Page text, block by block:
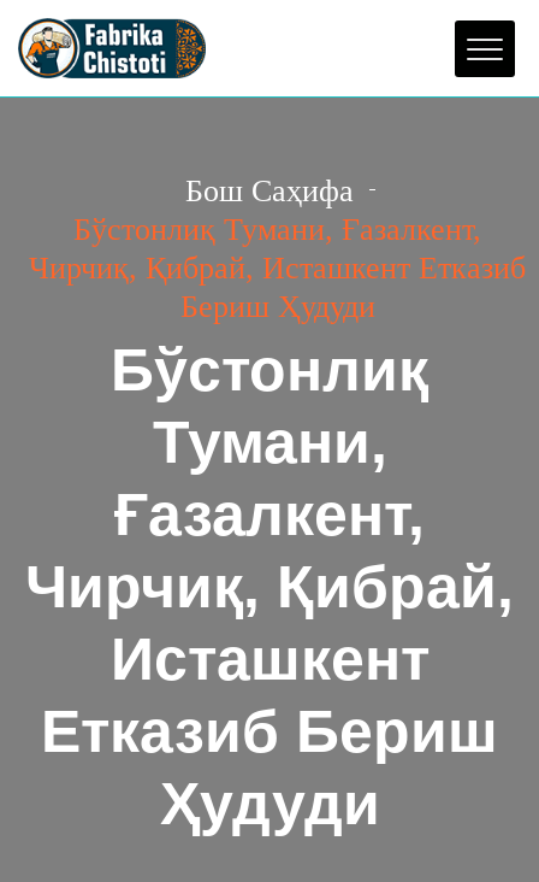
Бош Саҳифа
Бўстонлиқ Тумани, Ғазалкент,
Чирчиқ, Қибрай, Исташкент Етказиб
Бериш Ҳудуди
Бўстонлиқ
Тумани,
Ғазалкент,
Чирчиқ, Қибрай,
Исташкент
Етказиб Бериш
Ҳудуди